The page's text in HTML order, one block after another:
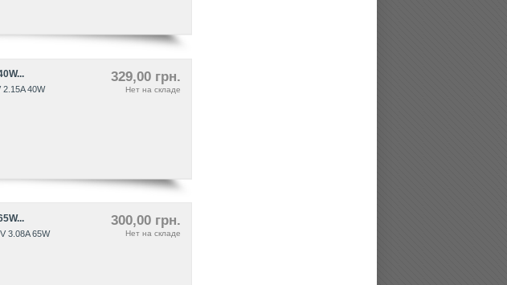
2.15A 40W
329,00 грн.
Нет на складе
3.08A 65W
300,00 грн.
Нет на складе